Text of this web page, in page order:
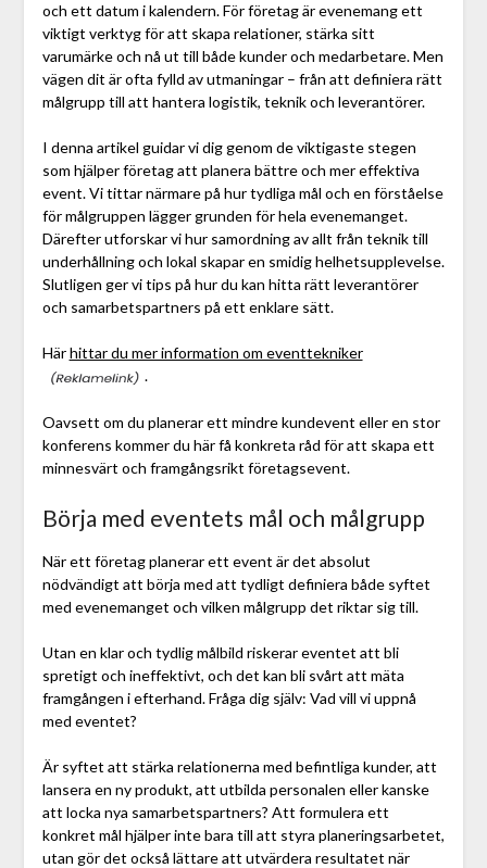
och ett datum i kalendern. För företag är evenemang ett
viktigt verktyg för att skapa relationer, stärka sitt
varumärke och nå ut till både kunder och medarbetare. Men
vägen dit är ofta fylld av utmaningar – från att definiera rätt
målgrupp till att hantera logistik, teknik och leverantörer.
I denna artikel guidar vi dig genom de viktigaste stegen
som hjälper företag att planera bättre och mer effektiva
event. Vi tittar närmare på hur tydliga mål och en förståelse
för målgruppen lägger grunden för hela evenemanget.
Därefter utforskar vi hur samordning av allt från teknik till
underhållning och lokal skapar en smidig helhetsupplevelse.
Slutligen ger vi tips på hur du kan hitta rätt leverantörer
och samarbetspartners på ett enklare sätt.
Härhittar du mer information om eventtekniker
.
Oavsett om du planerar ett mindre kundevent eller en stor
konferens kommer du här få konkreta råd för att skapa ett
minnesvärt och framgångsrikt företagsevent.
Börja med eventets mål och målgrupp
När ett företag planerar ett event är det absolut
nödvändigt att börja med att tydligt definiera både syftet
med evenemanget och vilken målgrupp det riktar sig till.
Utan en klar och tydlig målbild riskerar eventet att bli
spretigt och ineffektivt, och det kan bli svårt att mäta
framgången i efterhand. Fråga dig själv: Vad vill vi uppnå
med eventet?
Är syftet att stärka relationerna med befintliga kunder, att
lansera en ny produkt, att utbilda personalen eller kanske
att locka nya samarbetspartners? Att formulera ett
konkret mål hjälper inte bara till att styra planeringsarbetet,
utan gör det också lättare att utvärdera resultatet när